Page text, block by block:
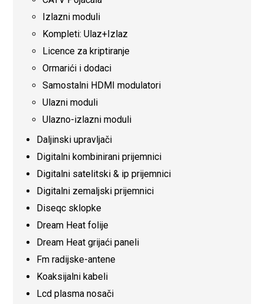
Izlazni moduli
Kompleti: Ulaz+Izlaz
Licence za kriptiranje
Ormarići i dodaci
Samostalni HDMI modulatori
Ulazni moduli
Ulazno-izlazni moduli
Daljinski upravljači
Digitalni kombinirani prijemnici
Digitalni satelitski & ip prijemnici
Digitalni zemaljski prijemnici
Diseqc sklopke
Dream Heat folije
Dream Heat grijaći paneli
Fm radijske-antene
Koaksijalni kabeli
Lcd plasma nosači